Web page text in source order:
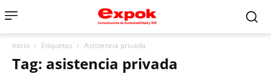
Inicio Etiquetas Asistencia privada
Tag: asistencia privada